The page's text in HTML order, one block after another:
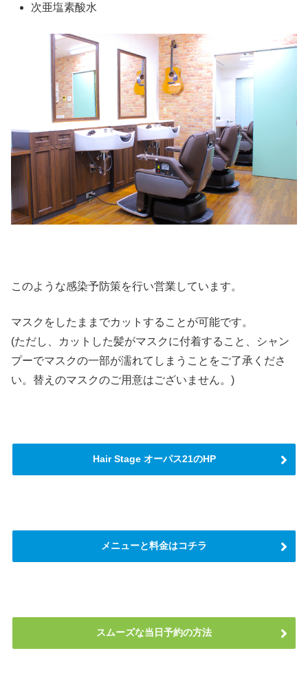
次亜塩素酸水
このような感染予防策を行い営業しています。
マスクをしたままでカットすることが可能です。
(ただし、カットした髪がマスクに付着すること、シャン
プーでマスクの一部が濡れてしまうことをご了承くださ
い。替えのマスクのご用意はございません。)
Hair Stage オーパス21のHP
メニューと料金はコチラ
スムーズな当日予約の方法